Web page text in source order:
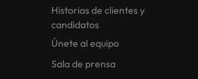
Historias de clientes y
candidatos
Únete al equipo
Sala de prensa